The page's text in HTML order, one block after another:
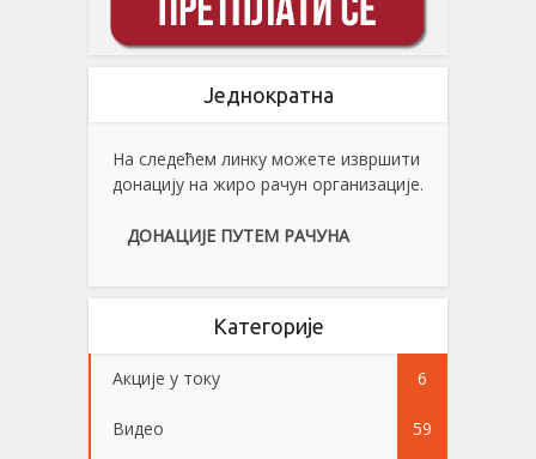
Једнократна
На следећем линку можете извршити
донацију на жиро рачун организације.
ДОНАЦИЈЕ ПУТЕМ РАЧУНА
Категорије
Акције у току 6
Видео 59